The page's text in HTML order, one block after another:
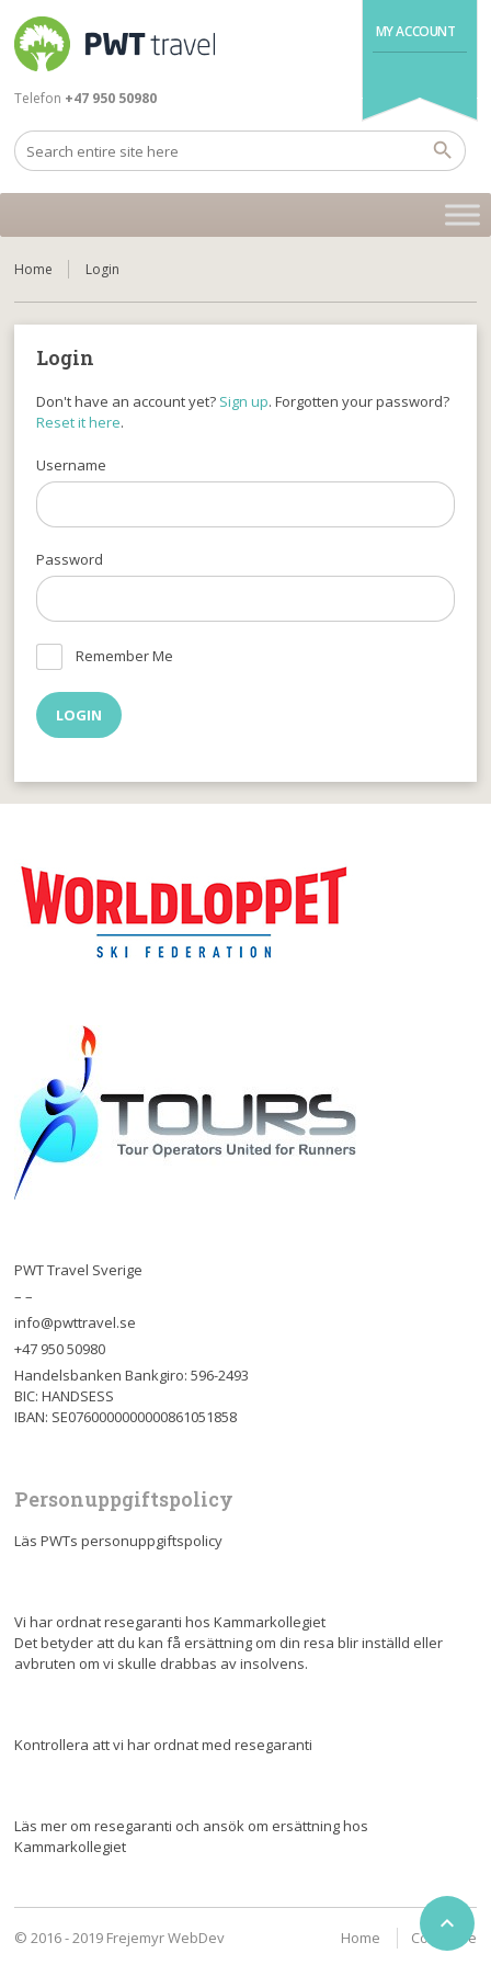
MY ACCOUNT
Telefon +47 950 50980
Home Login
Login
Don't have an account yet? Sign up. Forgotten your password?
Reset it here.
Username
Password
Remember Me

PWT Travel Sverige
– –
info@pwttravel.se
+47 950 50980
Handelsbanken Bankgiro: 596-2493
BIC: HANDSESS
IBAN: SE0760000000000861051858
Personuppgiftspolicy
Läs PWTs personuppgiftspolicy
Vi har ordnat resegaranti hos Kammarkollegiet
Det betyder att du kan få ersättning om din resa blir inställd eller
avbruten om vi skulle drabbas av insolvens.
Kontrollera att vi har ordnat med resegaranti
Läs mer om resegaranti och ansök om ersättning hos
Kammarkollegiet
© 2016 - 2019 Frejemyr WebDev Home Configure